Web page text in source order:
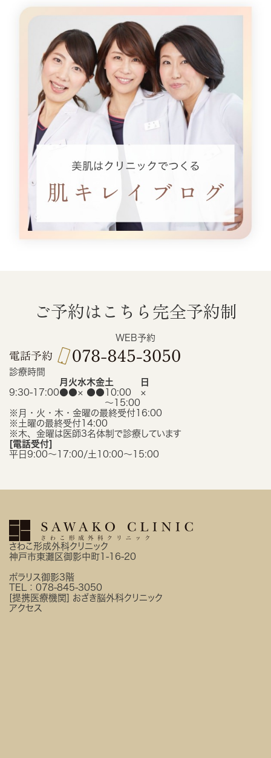
ご予約はこちら 完全予約制
WEB予約
診療時間
月 火水木金土
日
9:30-17:00●●× ●● 10:00
〜15:00
×
※月・火・木・金曜の最終受付16:00
※土曜の最終受付14:00
※木、金曜は医師3名体制で診療しています
[電話受付]
平日9:00〜17:00/土10:00〜15:00
さわこ形成外科クリニック
神戸市東灘区御影中町1-16-20
ポラリス御影3階
TEL： 078-845-3050
[提携医療機関] おざき脳外科クリニック
アクセス